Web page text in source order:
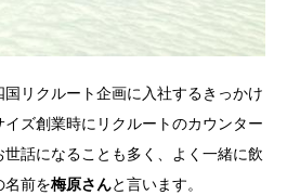
リクルート企画に入社するきっかけ
ズ創業時にリクルートのカウンター
話になることも多く、よく一緒に飲
名前を梅原さんと言います。